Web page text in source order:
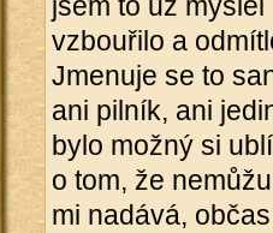
vzbouřilo a
Jmenuje se to
ani pilník, ani
bylo možný si
o tom, že
mi nadává,